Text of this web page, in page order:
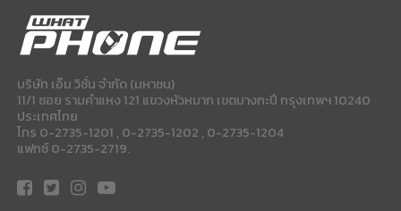
บริษัท เอ็ม วิชั่น จำกัด (มหาชน)
11/1 ซอย รามคำแหง 121 แขวงหัวหมาก เขตบางกะปี กรุงเทพฯ 10240
ประเทศไทย
โทร 0-2735-1201 , 0-2735-1202 , 0-2735-1204
แฟกซ์ 0-2735-2719.